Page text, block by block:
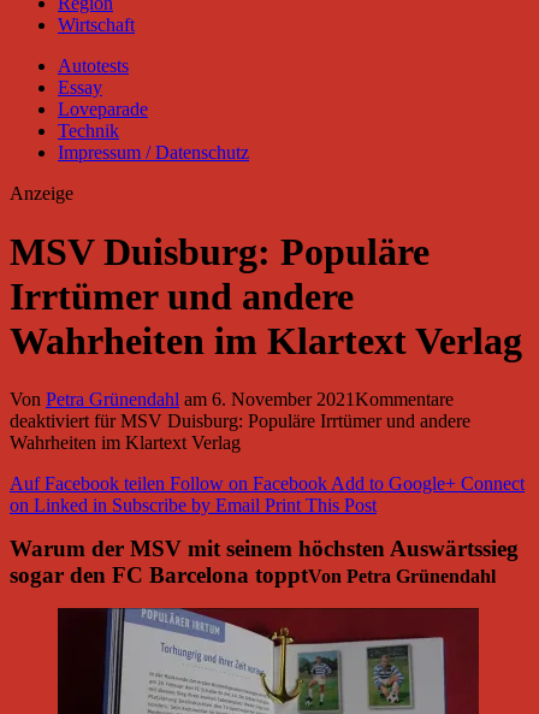
Wirtschaft
Autotests
Essay
Loveparade
Technik
Impressum / Datenschutz
Anzeige
MSV Duisburg: Populäre
Irrtümer und andere
Wahrheiten im Klartext Verlag
Von Petra Grünendahl am 6. November 2021Kommentare
deaktiviertfür MSV Duisburg: Populäre Irrtümer und andere
Wahrheiten im Klartext Verlag
Auf Facebook teilen Follow on FacebookAdd to Google+ Connect
on Linked in Subscribe by Email Print This Post
Warum der MSV mit seinem höchsten Auswärtssieg
sogar den FC Barcelona topptVon Petra Grünendahl